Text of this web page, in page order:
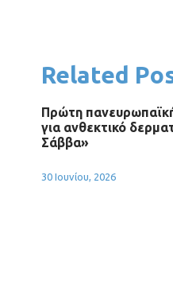
Related
Πρώτη
για ανθεκτικό
Σάββα»
30 Ιουνίου, 2026